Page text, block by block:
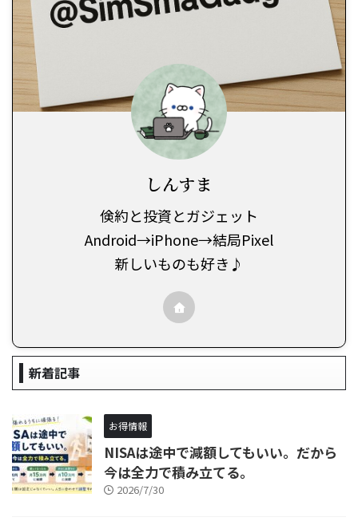
しんすま
倹約と投資とガジェット
Android→iPhone→結局Pixel
新しいものも好き♪
新着記事
お得情報
NISAは途中で減額してもいい。だから
今は全力で積み立てる。
2026/7/30